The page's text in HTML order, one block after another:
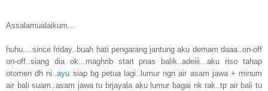
Assalamualaikum...
huhu....since friday..buah hati pengarang jantung aku demam daaa..on-off
on-off..siang dia ok...maghrib start pnas balik..adeiii...aku riso tahap
otomen dh ni..ayu siap bg petua lagi..lumur ngn air asam jawa + minum
air bali suam..asam jawa tu brjayala aku lumur bagai nk rak..tp air bali tu